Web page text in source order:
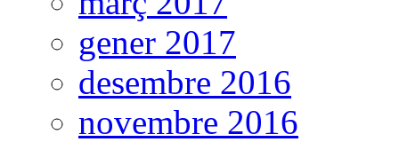
gener 2017
desembre 2016
novembre 2016